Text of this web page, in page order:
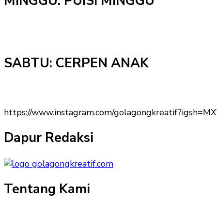
SABTU: CERPEN ANAK
https://www.instagram.com/
Dapur Redaksi
Tentang Kami